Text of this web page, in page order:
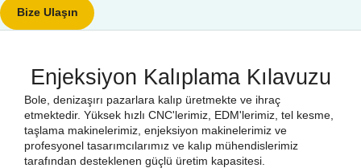
Bize Ulaşın
Enjeksiyon Kalıplama Kılavuzu
Bole, denizaşırı pazarlara kalıp üretmekte ve ihraç
etmektedir. Yüksek hızlı CNC'lerimiz, EDM'lerimiz, tel kesme,
taşlama makinelerimiz, enjeksiyon makinelerimiz ve
profesyonel tasarımcılarımız ve kalıp mühendislerimiz
tarafından desteklenen güçlü üretim kapasitesi.